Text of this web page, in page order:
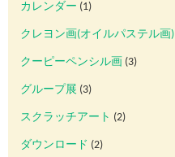
カレンダー (1)
クレヨン画(オイルパステル画)
クーピーペンシル画 (3)
グループ展 (3)
スクラッチアート (2)
ダウンロード (2)